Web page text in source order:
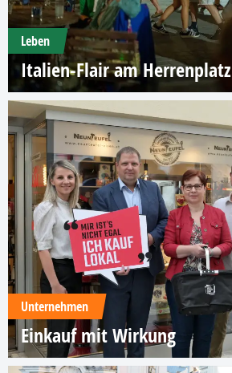
Leben
Italien-Flair am Herrenplatz
Unternehmen
Einkauf mit Wirkung